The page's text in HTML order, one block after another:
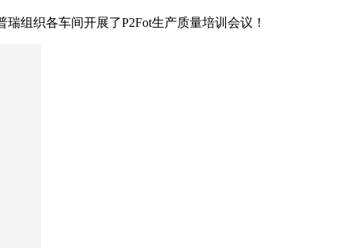
组织各车间开展了P2Fot生产质量培训会议！